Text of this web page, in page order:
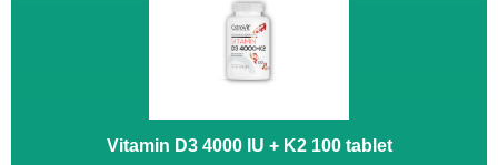
Vitamin D3 4000 IU + K2 100 tablet